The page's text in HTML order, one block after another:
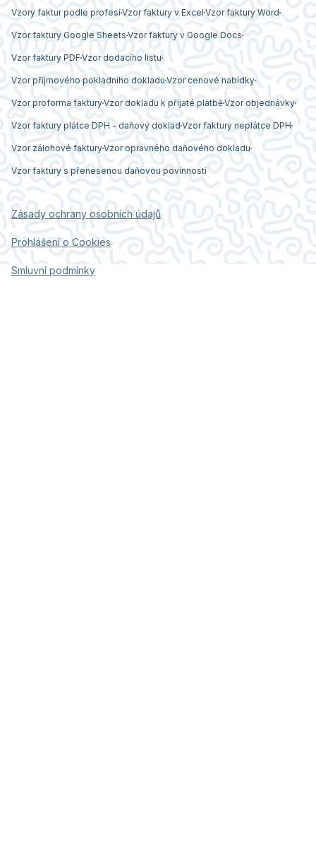
Vzory faktur podle profesíVzor faktury v Excel Vzor faktury Word
Vzor faktury Google Sheets Vzor faktury v Google Docs
Vzor faktury PDF Vzor dodacího listu
Vzor příjmového pokladního dokladu Vzor cenové nabídky
Vzor proforma fakturyVzor dokladu k přijaté platběVzor objednávky
Vzor faktury plátce DPH - daňový doklad Vzor faktury neplátce DPH
Vzor zálohové fakturyVzor opravného daňového dokladu
Vzor faktury s přenesenou daňovou povinností
Zásady ochrany osobních údajů
Prohlášení o Cookies
Smluvní podmínky